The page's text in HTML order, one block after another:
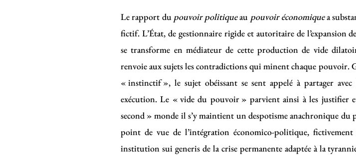
Le rapport du pouvoir politiqueau pouvoir économiquea
fictif. L’État, de gestionnaire rigide et autoritaire de l’expansion
se transforme en médiateur de cette production de vide
renvoie aux sujets les contradictions qui minent chaque pouvoir.
« instinctif », le sujet obéissant se sent appelé à partager
exécution. Le « vide du pouvoir » parvient ainsi à les justifier
second » monde il s’y maintient un despotisme anachronique
point de vue de l’intégration économico-politique,
institution sui generis de la crise permanente adaptée à la